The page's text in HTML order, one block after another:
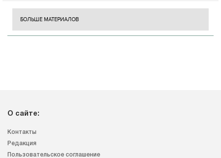
БОЛЬШЕ МАТЕРИАЛОВ
О сайте:
Контакты
Редакция
Пользовательское соглашение